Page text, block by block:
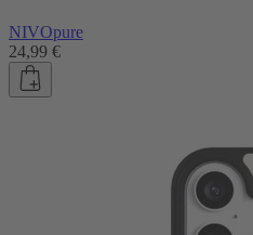
NIVOpure
24,99 €